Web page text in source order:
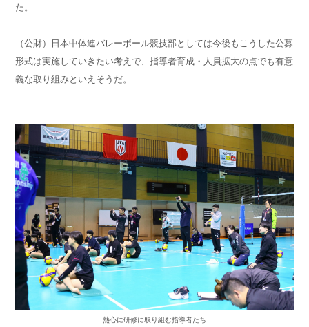
た。
（公財）日本中体連バレーボール競技部としては今後もこうした公募
形式は実施していきたい考えで、指導者育成・人員拡大の点でも有意
義な取り組みといえそうだ。
熱心に研修に取り組む指導者たち